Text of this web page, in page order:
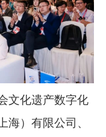
化遗产数字化
海）有限公司、